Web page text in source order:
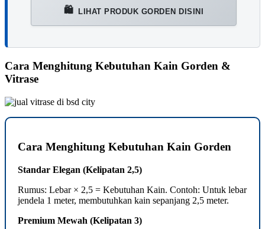
🛍️ LIHAT PRODUK GORDEN DISINI
Cara Menghitung Kebutuhan Kain Gorden &
Vitrase
Cara Menghitung Kebutuhan Kain Gorden
Standar Elegan (Kelipatan 2,5)
Rumus: Lebar × 2,5 = Kebutuhan Kain. Contoh: Untuk lebar
jendela 1 meter, membutuhkan kain sepanjang 2,5 meter.
Premium Mewah (Kelipatan 3)